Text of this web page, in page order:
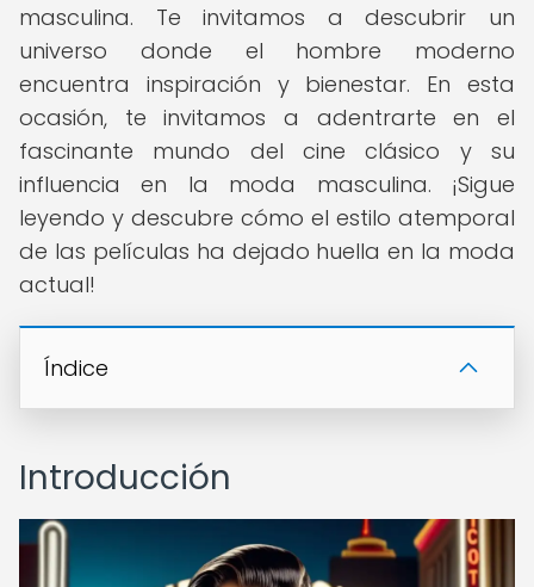
masculina. Te invitamos a descubrir un
universo donde el hombre moderno
encuentra inspiración y bienestar. En esta
ocasión, te invitamos a adentrarte en el
fascinante mundo del cine clásico y su
influencia en la moda masculina. ¡Sigue
leyendo y descubre cómo el estilo atemporal
de las películas ha dejado huella en la moda
actual!
Índice
Introducción